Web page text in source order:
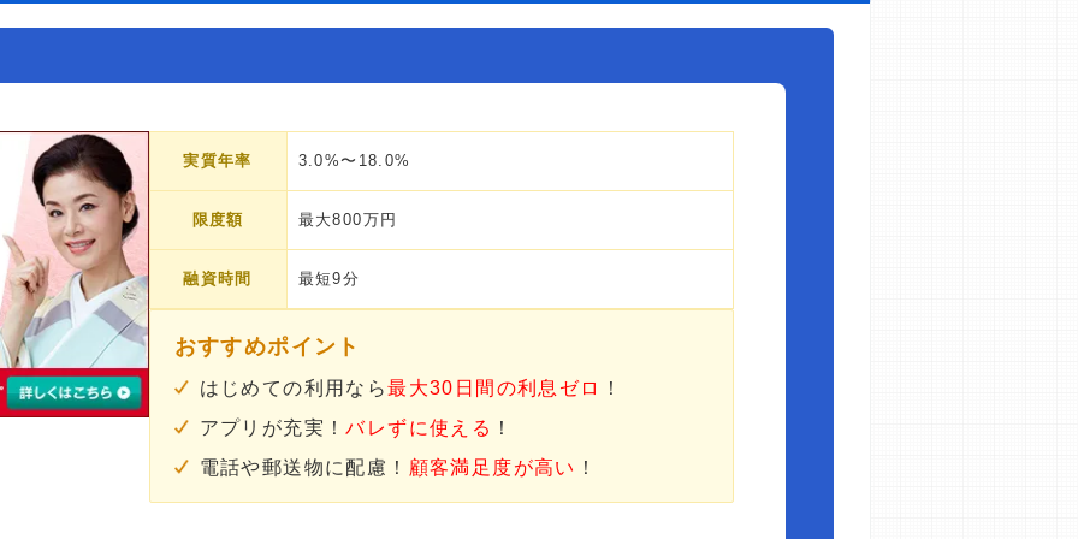
実質年率 3.0%〜18.0%
限度額 最大800万円
融資時間 最短9分
おすすめポイント
はじめての利用なら最大30日間の利息ゼロ
！
アプリが充実！バレずに使える ！
電話や郵送物に配慮！ 顧客満足度が高い ！